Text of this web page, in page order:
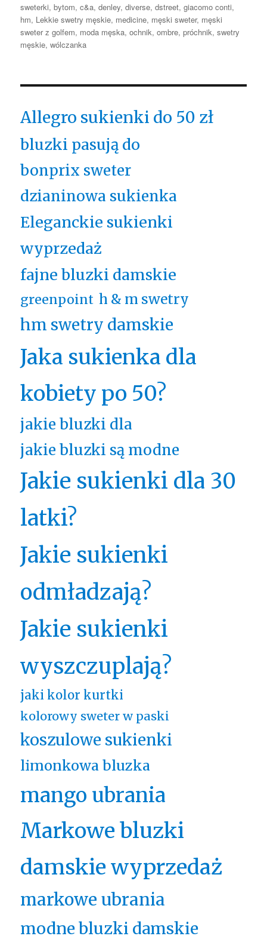
sweterki,bytom,c&a,denley,diverse,dstreet,giacomo conti,
hm, Lekkie swetry męskie, medicine, męski sweter, męski
sweter z golfem, moda męska,ochnik,ombre,próchnik,swetry
męskie,wólczanka
Allegro sukienki do 50 zł
bluzki pasują do
bonprix sweter
dzianinowa sukienka
Eleganckie sukienki
wyprzedaż
fajne bluzki damskie
greenpoint h & m swetry
hm swetry damskie
Jaka sukienka dla
kobiety po 50?
jakie bluzki dla
jakie bluzki są modne
Jakie sukienki dla 30
latki?
Jakie sukienki
odmładzają?
Jakie sukienki
wyszczuplają?
jaki kolor kurtki
kolorowy sweter w paski
koszulowe sukienki
limonkowa bluzka
mango ubrania
Markowe bluzki
damskie wyprzedaż
markowe ubrania
modne bluzki damskie